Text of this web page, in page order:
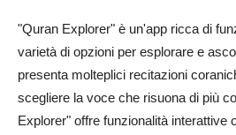
"Quran Explorer" è un'app ricca di
varietà di opzioni per esplorare e
presenta molteplici recitazioni
scegliere la voce che risuona di più
Explorer" offre funzionalità interattive